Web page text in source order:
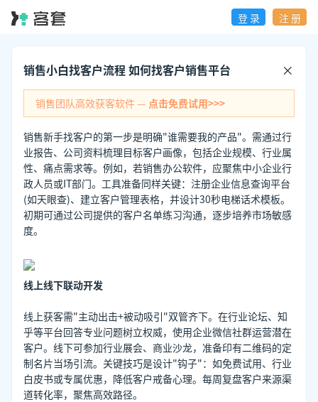
登 录 注 册
销售小白找客户流程 如何找客户销售平台
销售团队高效获客软件 — 点击免费试用>>>
销售新手找客户的第一步是明确"谁需要我的产品"。需通过行
业报告、公司资料梳理目标客户画像，包括企业规模、行业属
性、痛点需求等。例如，若销售办公软件，应聚焦中小企业行
政人员或IT部门。工具准备同样关键：注册企业信息查询平台
(如天眼查)、建立客户管理表格，并设计30秒电梯话术模板。
初期可通过公司提供的客户名单练习沟通，逐步培养市场敏感
度。
线上线下联动开发
线上获客需"主动出击+被动吸引"双管齐下。在行业论坛、知
乎等平台回答专业问题树立权威，使用企业微信社群运营潜在
客户。线下可参加行业展会、商业沙龙，准备印有二维码的定
制名片当场引流。关键技巧是设计"钩子"：如免费试用、行业
白皮书或专属优惠，降低客户戒备心理。每周复盘客户来源渠
道转化率，聚焦高效路径。